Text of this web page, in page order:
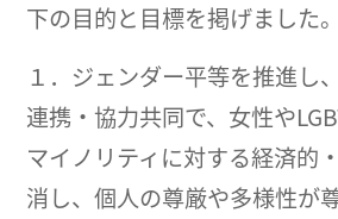
下の目的と目標を掲げました。
１．ジェンダー平等を推進し
連携・協力共同で、女性や
マイノリティに対する経済的
消し、個人の尊厳や多様性が